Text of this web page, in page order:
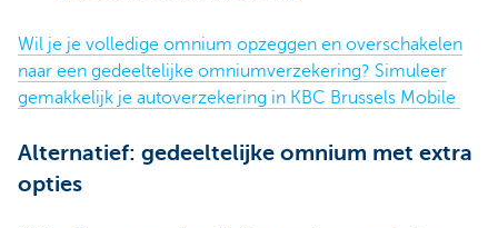
Wil je je volledige omnium opzeggen en overschakelen
naar een gedeeltelijke omniumverzekering? Simuleer
gemakkelijk je autoverzekering in KBC Brussels Mobile
Alternatief: gedeeltelijke omnium met extra
opties